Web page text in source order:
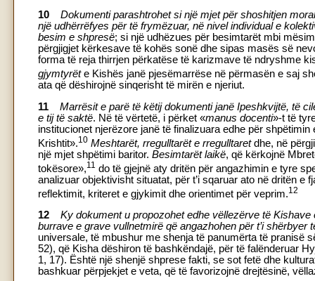
10
Dokumenti parashtrohet si një mjet për shoshitjen
një udhërrëfyes për të frymëzuar, në nivel individual e
besim e shpresë; si një udhëzues për besimtarët mbi
përgjigjet kërkesave të kohës sonë dhe sipas masës së
forma të reja thirrjen përkatëse të karizmave të ndryshme
gjymtyrëte Kishës janë pjesëmarrëse në përmasën e saj
ata që dëshirojnë sinqerisht të mirën e njeriut.
11
Marrësit e parë të këtij dokumenti janë Ipeshkvijtë, të
e tij të saktë. Në të vërtetë, i përket «manus docenti»-t të
institucionet njerëzore janë të finalizuara edhe për
Krishtit».10 Meshtarët, rregulltarët e rregulltaretdhe, në
një mjet shpëtimi baritor. Besimtarët laikë, që kërkojnë
tokësore»,11 do të gjejnë aty dritën për angazhimin e tyre
analizuar objektivisht situatat, për t’i sqaruar ato në dritën
reflektimit, kriteret e gjykimit dhe orientimet për veprim.12
12
Ky dokument u propozohet edhe vëllezërve të
burrave e grave vullnetmirë që angazhohen për t’i shërbyer
universale, të mbushur me shenja të panumërta të pranisë
52), që Kisha dëshiron të bashkëndajë, për të falënderuar
1, 17). Është një shenjë shprese fakti, se sot fetë dhe
bashkuar përpjekjet e veta, që të favorizojnë drejtësinë,